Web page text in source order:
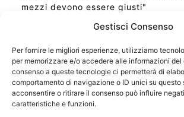
Gestisci Consenso
Per fornire le migliori esperienze, utilizziamo
per memorizzare e/o accedere alle informazioni del
consenso a queste tecnologie ci permetterà di
comportamento di navigazione o ID unici su questo
acconsentire o ritirare il consenso può influire
caratteristiche e funzioni.
mezzi devono essere giusti"
Ora Esatta in Italia in questo
Ti Senti Strano Ultimamente?
la Risonanza di Schumann
Come Sapere Se Stai Ascendendo